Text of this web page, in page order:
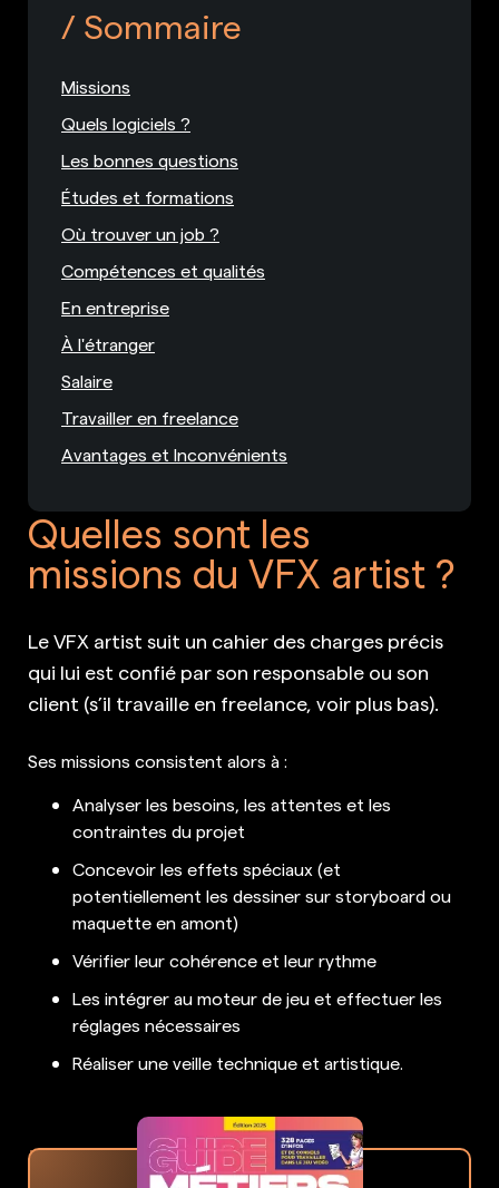
Quelles sont les
missions du VFX artist ?
Le VFX artist suit un cahier des charges précis
qui lui est confié par son responsable ou son
client (s’il travaille en freelance, voir plus bas).
Ses missions consistent alors à :
Analyser les besoins, les attentes et les
contraintes du projet
Concevoir les effets spéciaux (et
potentiellement les dessiner sur storyboard ou
maquette en amont)
Vérifier leur cohérence et leur rythme
Les intégrer au moteur de jeu et effectuer les
réglages nécessaires
Réaliser une veille technique et artistique.
Sommaire
Missions
Quels logiciels ?
Les bonnes questions
Études et formations
Où trouver un job ?
Compétences et qualités
En entreprise
À l'étranger
Salaire
Travailler en freelance
Avantages et Inconvénients